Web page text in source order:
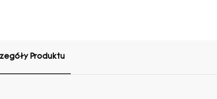
Produktu